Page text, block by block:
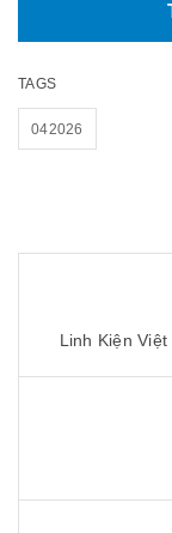
TAGS
042026
Linh Kiện